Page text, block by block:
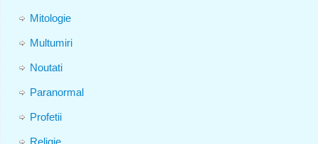
Mitologie
Multumiri
Noutati
Paranormal
Profetii
Religie